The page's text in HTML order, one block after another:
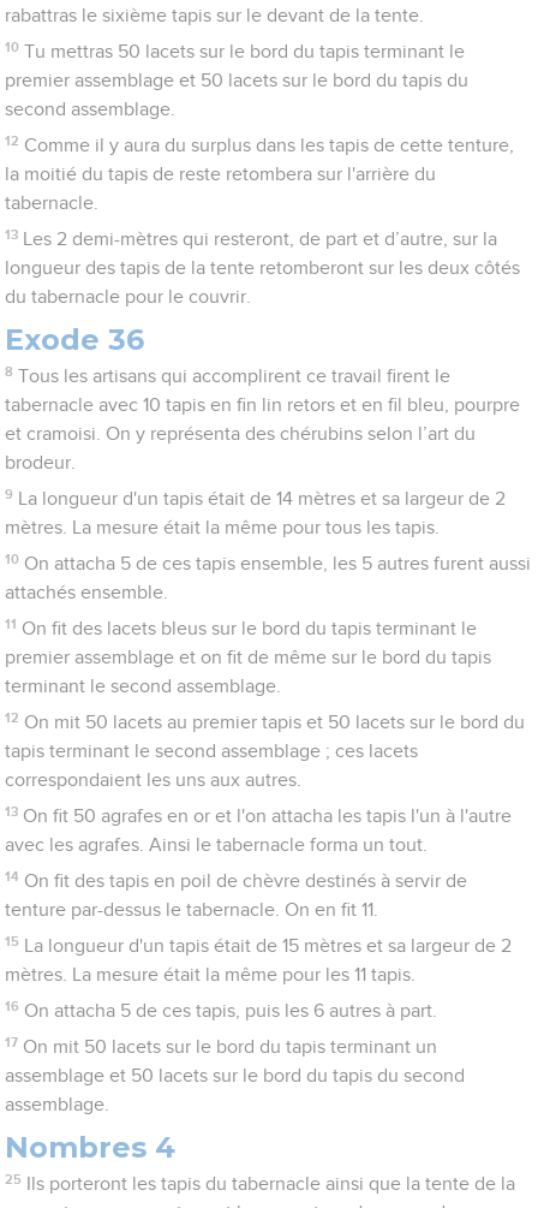
rabattras le sixième tapis sur le devant de la tente.
10 Tu mettras 50 lacets sur le bord du tapis terminant le
premier assemblage et 50 lacets sur le bord du tapis du
second assemblage.
12 Comme il y aura du surplus dans les tapis de cette tenture,
la moitié du tapis de reste retombera sur l'arrière du
tabernacle.
13
Les 2 demi-mètres qui resteront, de part et d’autre, sur la
longueur des tapis de la tente retomberont sur les deux côtés
du tabernacle pour le couvrir.
Exode 36
8 Tous les artisans qui accomplirent ce travail firent le
tabernacle avec 10 tapis en fin lin retors et en fil bleu, pourpre
et cramoisi. On y représenta des chérubins selon l’art du
brodeur.
9
La longueur d'un tapis était de 14 mètres et sa largeur de 2
mètres. La mesure était la même pour tous les tapis.
10 On attacha 5 de ces tapis ensemble, les 5 autres furent aussi
attachés ensemble.
11 On fit des lacets bleus sur le bord du tapis terminant le
premier assemblage et on fit de même sur le bord du tapis
terminant le second assemblage.
12 On mit 50 lacets au premier tapis et 50 lacets sur le bord du
tapis terminant le second assemblage ; ces lacets
correspondaient les uns aux autres.
13 On fit 50 agrafes en or et l'on attacha les tapis l'un à l'autre
avec les agrafes. Ainsi le tabernacle forma un tout.
14 On fit des tapis en poil de chèvre destinés à servir de
tenture par-dessus le tabernacle. On en fit 11.
15
La longueur d'un tapis était de 15 mètres et sa largeur de 2
mètres. La mesure était la même pour les 11 tapis.
16 On attacha 5 de ces tapis, puis les 6 autres à part.
17 On mit 50 lacets sur le bord du tapis terminant un
assemblage et 50 lacets sur le bord du tapis du second
assemblage.
Nombres 4
25
Ils porteront les tapis du tabernacle ainsi que la tente de la